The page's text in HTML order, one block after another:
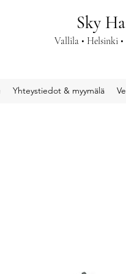
Sky
Vallila • Helsinki
Yhteystiedot & myymälä